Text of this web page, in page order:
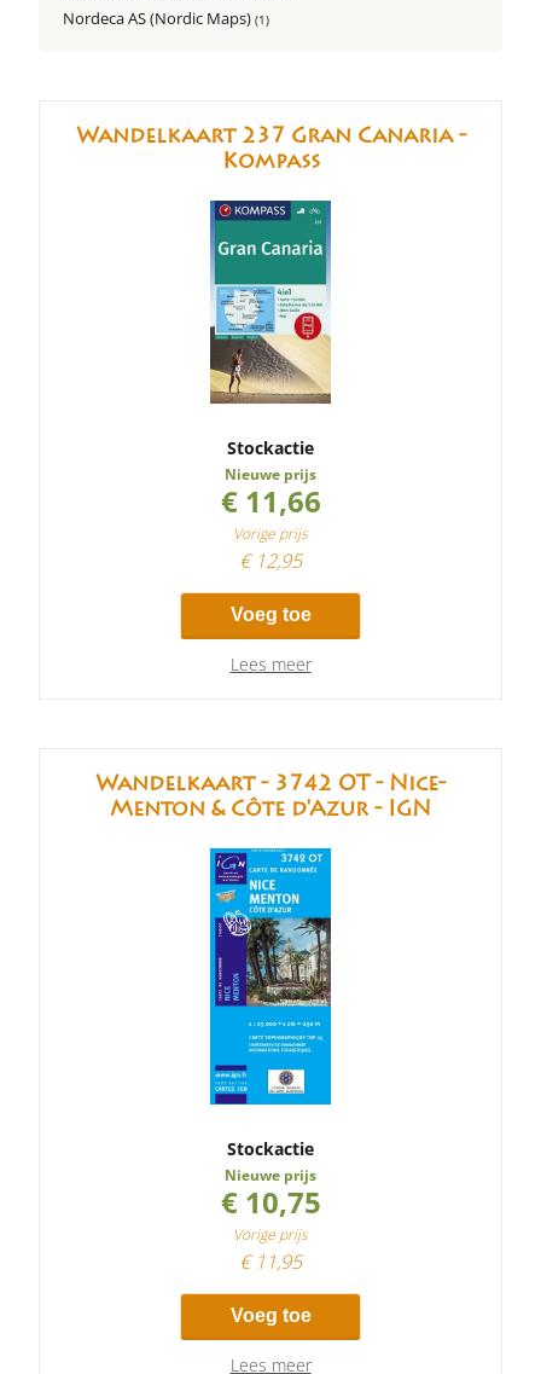
Nordeca AS (Nordic Maps)(1)
Wandelkaart 237 Gran Canaria -
Kompass
Stockactie
Nieuwe prijs
€ 11,66
Vorige prijs
€ 12,95
Voeg toe
Lees meer
Wandelkaart - 3742 OT - Nice-
Menton & Côte d'Azur - IGN
Stockactie
Nieuwe prijs
€ 10,75
Vorige prijs
€ 11,95
Voeg toe
Lees meer